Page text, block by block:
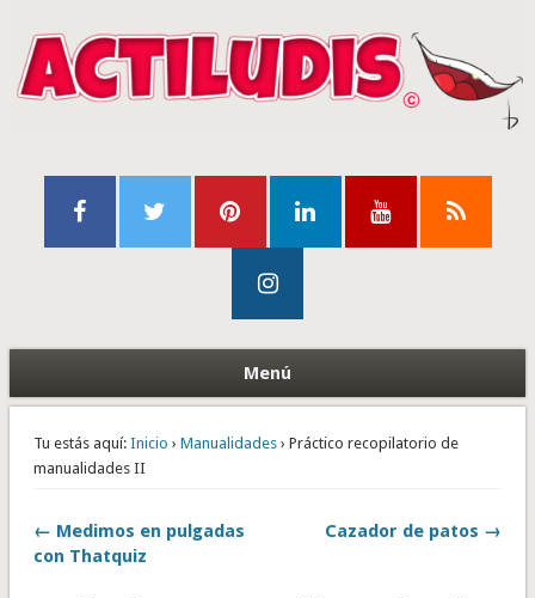
Menú
Tu estás aquí: Inicio › Manualidades› Práctico recopilatorio de
manualidades II
← Medimos en pulgadas
con Thatquiz
Cazador de patos →